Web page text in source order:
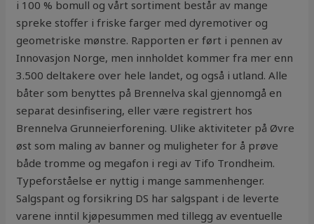
i 100 % bomull og vårt sortiment består av mange
spreke stoffer i friske farger med dyremotiver og
geometriske mønstre. Rapporten er ført i pennen av
Innovasjon Norge, men innholdet kommer fra mer enn
3.500 deltakere over hele landet, og også i utland. Alle
båter som benyttes på Brennelva skal gjennomgå en
separat desinfisering, eller være registrert hos
Brennelva Grunneierforening. Ulike aktiviteter på Øvre
øst som maling av banner og muligheter for å prøve
både tromme og megafon i regi av Tifo Trondheim.
Typeforståelse er nyttig i mange sammenhenger.
Salgspant og forsikring DS har salgspant i de leverte
varene inntil kjøpesummen med tillegg av eventuelle